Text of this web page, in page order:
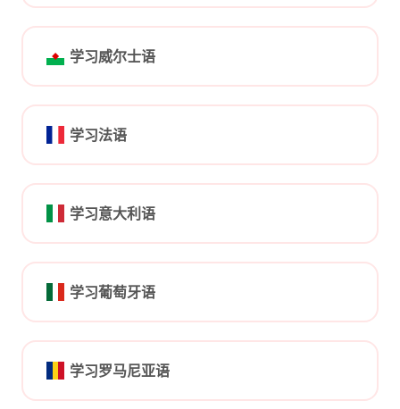
学习威尔士语
学习法语
学习意大利语
学习葡萄牙语
学习罗马尼亚语